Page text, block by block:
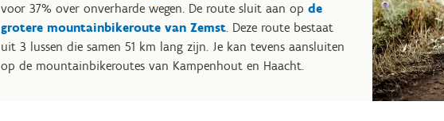
voor 37% over onverharde wegen. De route sluit aan op de
grotere mountainbikeroute van Zemst. Deze route bestaat
uit 3 lussen die samen 51 km lang zijn. Je kan tevens aansluiten
op de mountainbikeroutes van Kampenhout en Haacht.